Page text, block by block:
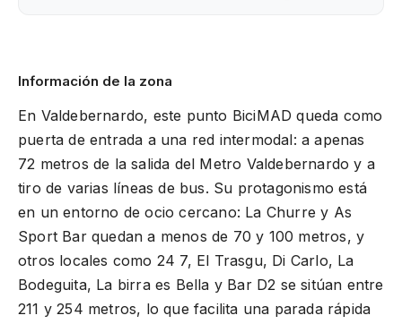
Información de la zona
En Valdebernardo, este punto BiciMAD queda como
puerta de entrada a una red intermodal: a apenas
72 metros de la salida del Metro Valdebernardo y a
tiro de varias líneas de bus. Su protagonismo está
en un entorno de ocio cercano: La Churre y As
Sport Bar quedan a menos de 70 y 100 metros, y
otros locales como 24 7, El Trasgu, Di Carlo, La
Bodeguita, La birra es Bella y Bar D2 se sitúan entre
211 y 254 metros, lo que facilita una parada rápida